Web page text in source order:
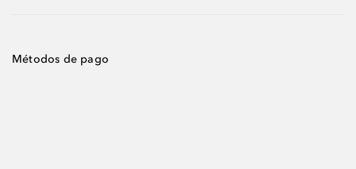
Métodos de pago